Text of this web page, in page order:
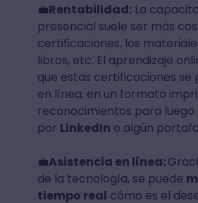
💼Rentabilidad:La
presencial suele ser más
certificaciones, los
libros, etc. El aprendizaje
que estas certificaciones se
en línea, en un formato
reconocimientos para
por LinkedIn o algún
💼Asistencia en línea:
de la tecnología, se puede
tiempo real cómo es el